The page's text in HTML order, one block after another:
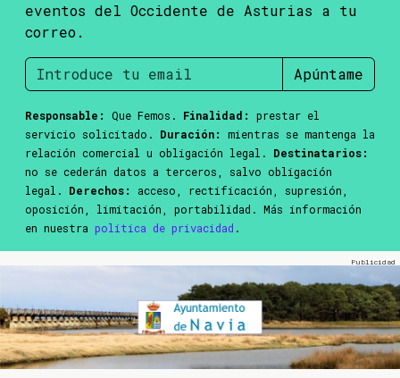
eventos del Occidente de Asturias a tu
correo.
Apúntame
Responsable: Que Femos. Finalidad:
prestar el
servicio solicitado. Duración:
mientras se mantenga la
relación comercial u obligación legal. Destinatarios:
no se cederán datos a terceros, salvo obligación
legal. Derechos:
acceso, rectificación, supresión,
oposición, limitación, portabilidad. Más información
en nuestra política de privacidad .